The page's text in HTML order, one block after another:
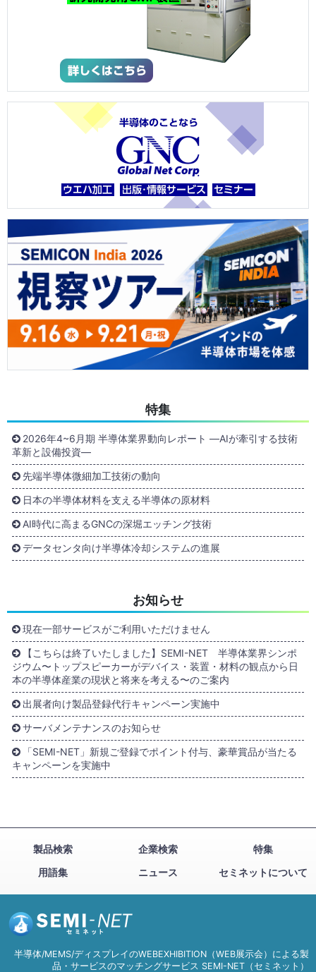
特集
2026年4~6月期 半導体業界動向レポート ―AIが牽引する技術
革新と設備投資―
先端半導体微細加工技術の動向
日本の半導体材料を支える半導体の原材料
AI時代に高まるGNCの深堀エッチング技術
データセンタ向け半導体冷却システムの進展
お知らせ
現在一部サービスがご利用いただけません
【こちらは終了いたしました】SEMI-NET 半導体業界シンポ
ジウム〜トップスピーカーがデバイス・装置・材料の観点から日
本の半導体産業の現状と将来を考える〜のご案内
出展者向け製品登録代行キャンペーン実施中
サーバメンテナンスのお知らせ
「SEMI-NET」新規ご登録でポイント付与、豪華賞品が当たる
キャンペーンを実施中
製品検索 企業検索
特集
用語集
ニュース セミネットについて
半導体/MEMS/ディスプレイのWEBEXHIBITION（WEB展示会）による製
品・サービスのマッチングサービス SEMI-NET（セミネット）